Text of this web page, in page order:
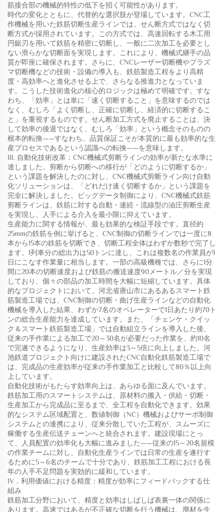
筋接合部の機械的特性の低下を招く可能性があります。
時代の変化とともに、代替的な選択肢が登場しています。CNC工
作機械を用いた鉄筋切断生産ラインでは、せん断方式ではなく切
断方式が採用されています。この方式では、高速回転する木工用
円鋸刃を用いて鉄筋を精密に切断し、一般に二次加工を必要とし
ない滑らかな切断面を実現します。これにより、機械式継手の品
質が即座に確保されます。さらに、CNCレーザー切断機やプラズ
マ切断機などの技術・設備の導入も、鉄筋製造工程をより高精
度・高効率へと進化させる上で、さらなる推進力となっていま
す。こうした技術進化の核心的ロジックは極めて明確です。すな
わち、「効率」とは単に「速く切断すること」を意味するのでは
なく、むしろ「よく切断し、正確に切断し、経済的に切断するこ
と」を重視するものです。せん断加工方式を廃止することは、決
して効率の後退ではなく、むしろ「効率」という概念そのものの
根本的転換——すなわち、品質保証こそが本質的に最も効率的な生
産プロセスであるという認識への転換——を意味します。
III. 自動化技術改革：CNC機械式剪断ラインの効率が新たな水準に
達しました。剪断から切断への移行が「どのように切断するか」
という課題を解決したのに対し、CNC機械式剪断ライン向け自動
化ソリューションは、「どれだけ速く切断するか」という課題を
完全に解決しました。ビッグデータ制御により、CNC機械式鉄筋
剪断ラインは、鉄筋に対する自動・連続・流線型の油圧剪断生産
を実現し、人手による介入を最小限に抑えています。
生産能力に関する情報が、最も効果的な検証手段です。直径約
25mmの鉄筋を例に挙げると、CNC制御の切断ラインでは一度に8
本から15本の鉄筋を切断でき、切断工程全体はわずか数秒で完了し
ます。1列車分の総出力は50トンに達し、これは複数名の作業員が1
日にこなす作業量に相当します。一部の高級機種では、さらに1分
間に20本の切断速度および鉄筋の搬送速度90メートル／分を実現
しており、個々の部品の加工時間を大幅に短縮しています。具体
的なプロジェクトにおいて、河北省唐山市にあるあるスマート鉄
筋製造工場では、CNC制御の切断・曲げ生産ラインなどの自動化
機械を導入した結果、わずか7名のオペレーターで1日あたり約70ト
ンの総合生産能力を達成しています。また、「チェンケ・クイッ
ク＆スマート鉄筋製造工場」では自動組立ラインを導入した後、
従来の手作業による加工で20～30名が必要だった作業を、約10名
で完遂できるようになり、生産効率は3～5倍に向上しました。河
池鉄道プロジェクト向けに建設されたCNC自動化鉄筋製造工場で
は、完成品の生産効率が従来の手作業加工と比較して80％以上向
上しています。
自動化技術がもたらす効率向上は、あらゆる面に及んでいます。
鉄筋加工用のスマートシステムは、原材料の搬入・供給・切断・
生産加工から完成品に至るまで、全工程を自動化できます。効果
的なシステム区域配置と、数値制御（NC）機械およびサーボ制御
システムとの連携により、従来分散していた工程が、スムーズに
稼働する生産伝送チェーンへと統合されます。建設現場にとっ
て、人員配置の効率化も大幅に進みました——従来の15～20名規模
の作業チームに対し、自動化生産ラインでは日常の生産を遂行す
るために5～6名のチームで十分であり、鉄筋加工工程における長
年の人手不足問題を実効的に緩和しています。
IV．利用価値における精度：精度が効率にフィードバックする仕
組み
鉄筋加工分野において、精度と効率はしばしば表裏一体の関係に
あります。高速ではあるが不正確な切断を行う機械は、廃材を生